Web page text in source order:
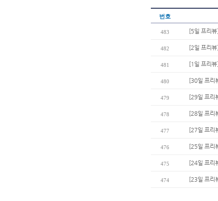
번호
483 [5일 프리
482 [2일 프리
481 [1일 프리
480 [30일 프리
479 [29일 프리
478 [28일 프리
477 [27일 프리
476 [25일 프리
475 [24일 프리
474 [23일 프리